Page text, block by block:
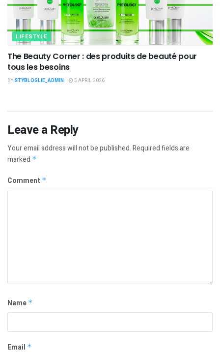
LIFESTYLE
The Beauty Corner : des produits de beauté pour
tous les besoins
BY STYBLOGLIE_ADMIN 5 APRIL 2026
Leave a Reply
Your email address will not be published.Required fields are
marked *
Comment *
Name *
Email *